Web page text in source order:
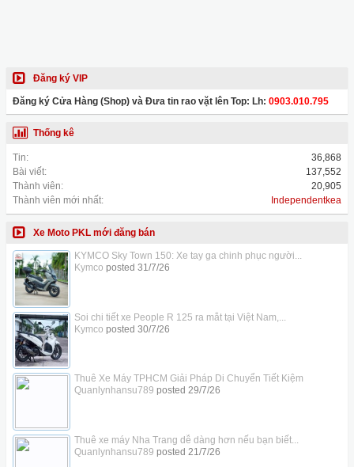
Đăng ký VIP
Đăng ký Cửa Hàng (Shop) và Đưa tin rao vặt lên Top: Lh: 0903.010.795
Thống kê
Tin:
36,868
Bài viết:
137,552
Thành viên:
20,905
Thành viên mới nhất:
Independentkea
Xe Moto PKL mới đăng bán
KYMCO Sky Town 150: Xe tay ga chinh phục người...
Kymco posted 31/7/26
Soi chi tiết xe People R 125 ra mắt tại Việt Nam,...
Kymco posted 30/7/26
Thuê Xe Máy TPHCM Giải Pháp Di Chuyển Tiết Kiệm
Quanlynhansu789 posted 29/7/26
Thuê xe máy Nha Trang dễ dàng hơn nếu bạn biết...
Quanlynhansu789 posted 21/7/26